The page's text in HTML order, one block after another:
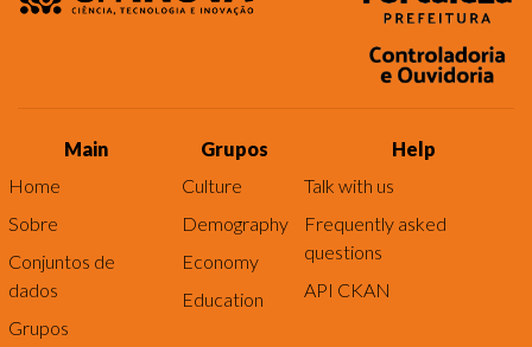
Main
Home
Sobre
Conjuntos de
dados
Grupos
Grupos
Culture
Demography
Economy
Education
Help
Talk with us
Frequently asked
questions
API CKAN